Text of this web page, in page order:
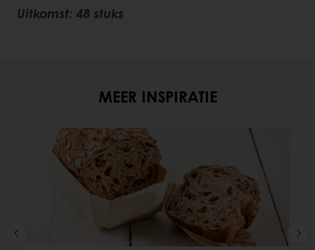
Uitkomst: 48 stuks
MEER INSPIRATIE